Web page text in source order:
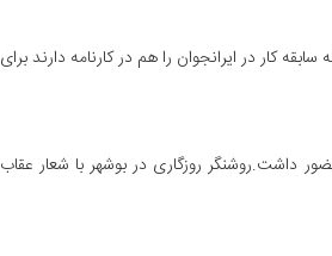
کار در ایرانجوان را هم در کارنامه دارند برای
داشت.روشنگر روزگاری در بوشهر با شعار عقاب